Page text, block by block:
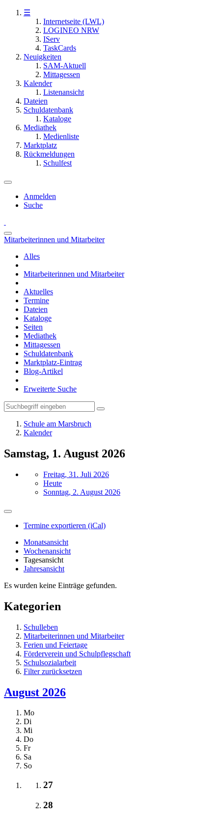
☰
Internetseite (LWL)
LOGINEO NRW
IServ
TaskCards
Neuigkeiten
SAM-Aktuell
Mittagessen
Kalender
Listenansicht
Dateien
Schuldatenbank
Kataloge
Mediathek
Medienliste
Marktplatz
Rückmeldungen
Schulfest
Anmelden
Suche
Mitarbeiterinnen und Mitarbeiter
Alles
Mitarbeiterinnen und Mitarbeiter
Aktuelles
Termine
Dateien
Kataloge
Seiten
Mediathek
Mittagessen
Schuldatenbank
Marktplatz-Eintrag
Blog-Artikel
Erweiterte Suche
Schule am Marsbruch
Kalender
Samstag, 1. August 2026
Freitag, 31. Juli 2026
Heute
Sonntag, 2. August 2026
Termine exportieren (iCal)
Monatsansicht
Wochenansicht
Tagesansicht
Jahresansicht
Es wurden keine Einträge gefunden.
Kategorien
Schulleben
Mitarbeiterinnen und Mitarbeiter
Ferien und Feiertage
Förderverein und Schulpflegschaft
Schulsozialarbeit
Filter zurücksetzen
August 2026
Mo
Di
Mi
Do
Fr
Sa
So
27
28